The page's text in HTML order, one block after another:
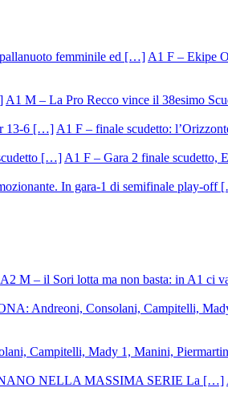
A1 F – Ekipe
A1 M – La Pro Recco vince il 38esimo
A1 F – finale scudetto:
A1 F – Gara 2 finale scudetto,
A2 M – il Sori lotta ma non basta: in A1 ci